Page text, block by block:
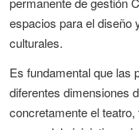
espacios para el diseño
culturales.
Es fundamental que las
diferentes dimensiones
concretamente el